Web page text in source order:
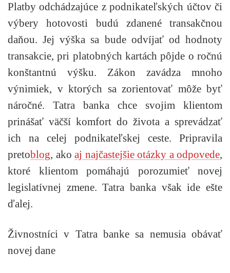
Platby odchádzajúce z podnikateľských účtov či
výbery hotovosti budú zdanené transakčnou
daňou. Jej výška sa bude odvíjať od hodnoty
transakcie, pri platobných kartách pôjde o ročnú
konštantnú výšku. Zákon zavádza mnoho
výnimiek, v ktorých sa zorientovať môže byť
náročné. Tatra banka chce svojim klientom
prinášať väčší komfort do života a sprevádzať
ich na celej podnikateľskej ceste. Pripravila
pretoblog, ako aj najčastejšie otázky a odpovede,
ktoré klientom pomáhajú porozumieť novej
legislatívnej zmene. Tatra banka však ide ešte
ďalej.
Živnostníci v Tatra banke sa nemusia obávať
novej dane